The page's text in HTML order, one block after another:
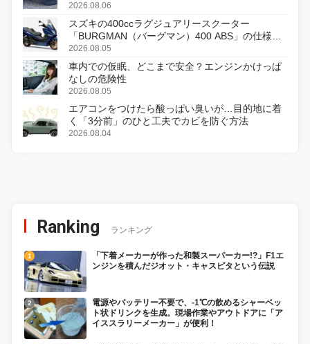
2026.08.06
スズキの400ccラグジュアリースクーター
「BURGMAN（バーグマン）400 ABS」の仕様を
変更し、8月18日に発売
2026.08.05
車内での仮眠、どこまで安全？エンジンかけっぱ
なしの危険性
2026.08.05
エアコンをつけたら酸っぱい臭いが…目的地に着
く「3分前」のひと工夫でカビを防ぐ方法
2026.08.04
Ranking ランキング
「下着メーカーが作った和製スーパーカー!?」F1エ
ンジンを積んだジオット・キャスピタという伝説
電源やバッテリー不要で、-1℃の飲めるシャーベッ
ト状ドリンクを生成。現場作業やアウトドアに「ア
イススラリーメーカー」が便利！